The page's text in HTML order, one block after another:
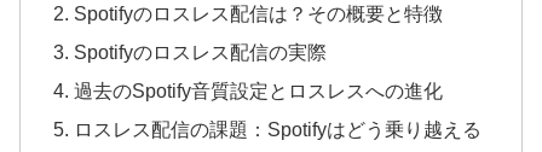
Spotifyのロスレス配信は？その概要と特徴
Spotifyのロスレス配信の実際
過去のSpotify音質設定とロスレスへの進化
ロスレス配信の課題：Spotifyはどう乗り越える